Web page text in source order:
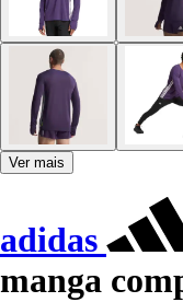
Ver mais
adidas
manga